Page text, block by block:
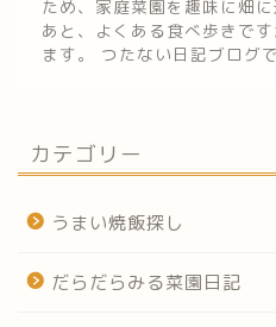
ため、家庭菜園を趣味に畑
あと、よくある食べ歩きで
ます。 つたない日記ブログで
カテゴリー
うまい焼飯探し
だらだらみる菜園日記